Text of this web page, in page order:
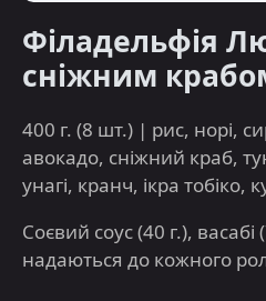
Філадельфія
сніжним
400 г. (8 шт.) | рис, норі,
авокадо, сніжний краб,
унагі, кранч, ікра тобіко,
Соєвий соус (40 г.), васабі
надаються до кожного